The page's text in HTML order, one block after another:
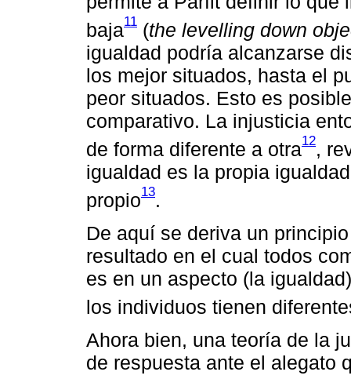
baja11 (the levelling down
igualdad podría alcanzarse
los mejor situados, hasta el
peor situados. Esto es
comparativo. La injusticia
de forma diferente a otra12,
igualdad es la propia
propio13.
De aquí se deriva un
resultado en el cual todos
es en un aspecto (la
los individuos tienen
Ahora bien, una teoría de la
de respuesta ante el alegato